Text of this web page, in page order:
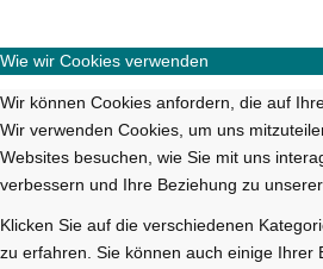
Wie wir Cookies verwenden
Wir können Cookies anfordern, die auf
Wir verwenden Cookies, um uns
Websites besuchen, wie Sie mit uns
verbessern und Ihre Beziehung zu
Klicken Sie auf die verschiedenen
zu erfahren. Sie können auch einige Ihrer